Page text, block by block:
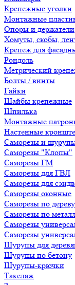
Крепежные уголки
Монтажные
Опоры и держатели
Хомуты, скобы,
Крепеж для
Рондоль
Метрический
Болты / винты
Гайки
Шайбы крепежные
Шпилька
Монтажные
Настенные
Саморезы и
Саморезы "Клопы"
Саморезы ГМ
Саморезы для ГВЛ
Саморезы для
Саморезы оконные
Саморезы по дереву
Саморезы по
Саморезы
Саморезы
Шурупы для
Шурупы по бетону
Шурупы-крючки
Такелаж